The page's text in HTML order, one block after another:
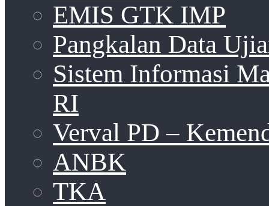
EMIS GTK IMP
Pangkalan Data
Sistem Informasi
RI
Verval PD –
ANBK
TKA